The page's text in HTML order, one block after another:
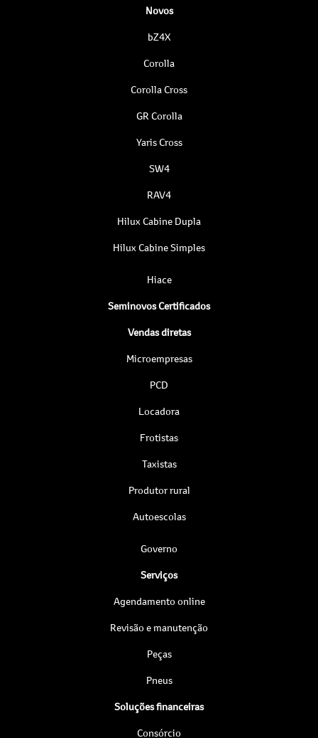
Novos
bZ4X
Corolla
Corolla Cross
GR Corolla
Yaris Cross
SW4
RAV4
Hilux Cabine Dupla
Hilux Cabine Simples
Hiace
Seminovos Certificados
Vendas diretas
Microempresas
PCD
Locadora
Frotistas
Taxistas
Produtor rural
Autoescolas
Governo
Serviços
Agendamento online
Revisão e manutenção
Peças
Pneus
Soluções financeiras
Consórcio